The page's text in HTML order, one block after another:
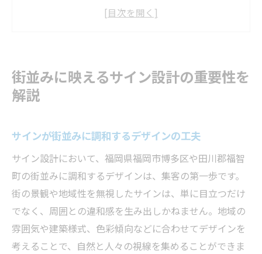
サインが集客力に与える影響を理解しよう
企業価値を高めるサイン活用法を提案
サインで伝える企業の理念と魅力の工夫
ブランド価値を高めるサイン設計の秘訣
企業認知度を上げるサインの役割とは
サイン活用で顧客との信頼関係を築く方法
集客に直結するサイン選びの工夫とは
集客効果を高めるサイン選びのポイント
街並みに映えるサイン設計の重要性を
解説
サインが街並みに調和するデザインの工夫
サイン設計において、福岡県福岡市博多区や田川郡福智
町の街並みに調和するデザインは、集客の第一歩です。
街の景観や地域性を無視したサインは、単に目立つだけ
でなく、周囲との違和感を生み出しかねません。地域の
雰囲気や建築様式、色彩傾向などに合わせてデザインを
考えることで、自然と人々の視線を集めることができま